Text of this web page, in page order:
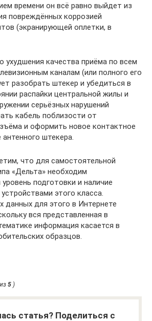
времени он всё равно выйдет из
повреждённых коррозией
(экранирующей оплетки, в
ухудшения качества приёма по всем
каналам (или полного его
разобрать штекер и убедиться в
распайки центральной жилы и
серьёзных нарушений
кабель поблизости от
и оформить новое контактное
штекера.
что для самостоятельной
«Дельта» необходим
подготовки и наличие
этого класса.
данных для этого в Интернете
вся представленная в
информация касается в
образцов.
из 5 )
статья? Поделиться с